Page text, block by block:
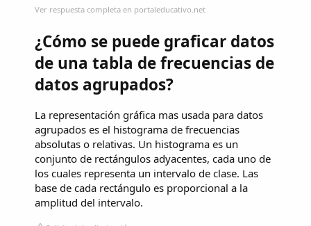
Ver respuesta completa en portaleducativo.net
¿Cómo se puede graficar datos
de una tabla de frecuencias de
datos agrupados?
La representación gráfica mas usada para datos
agrupados es el histograma de frecuencias
absolutas o relativas. Un histograma es un
conjunto de rectángulos adyacentes, cada uno de
los cuales representa un intervalo de clase. Las
base de cada rectángulo es proporcional a la
amplitud del intervalo.